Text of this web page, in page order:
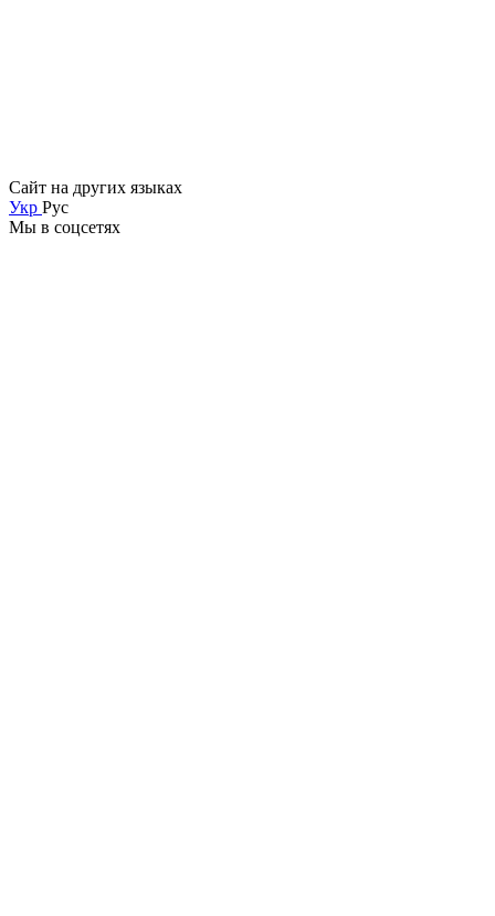
Сайт на других языках
Укр Рус
Мы в соцсетях